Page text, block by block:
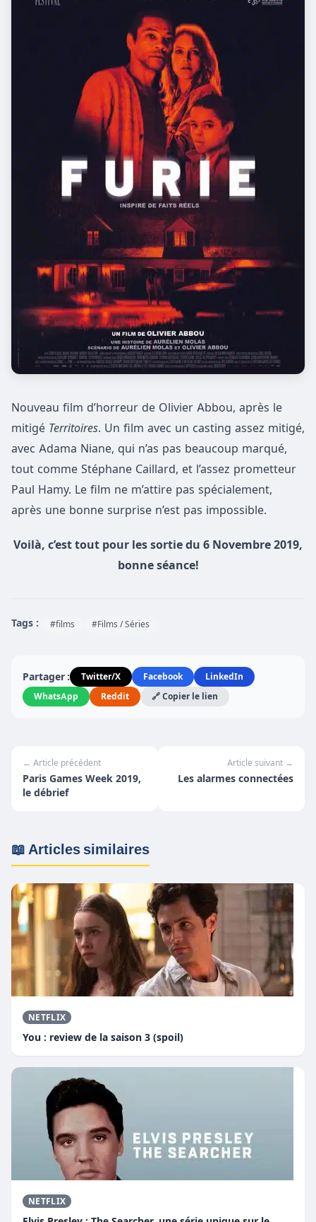
Nouveau film d’horreur de Olivier Abbou, après le
mitigé Territoires. Un film avec un casting assez mitigé,
avec Adama Niane, qui n’as pas beaucoup marqué,
tout comme Stéphane Caillard, et l’assez prometteur
Paul Hamy. Le film ne m’attire pas spécialement,
après une bonne surprise n’est pas impossible.
Voilà, c’est tout pour les sortie du 6 Novembre 2019,
bonne séance!
Tags : #films #Films / Séries
Partager : Twitter/X Facebook
LinkedIn
WhatsApp
Reddit 🔗 Copier le lien
← Article précédent
Paris Games Week 2019,
le débrief
Article suivant →
Les alarmes connectées
📖 Articles similaires
NETFLIX
You : review de la saison 3 (spoil)
NETFLIX